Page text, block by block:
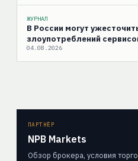
ЖУРНАЛ
В России могут
злоупотреблений
04.08.2026
ПАРТНЁР
NPB Markets
Обзор брокера, условия